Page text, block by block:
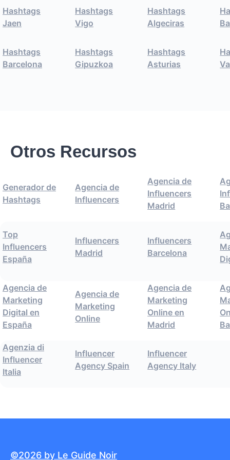
Hashtags
Jaen
Hashtags
Vigo
Hashtags
Algeciras
Hashtags
Barcelona
Hashtags
Gipuzkoa
Hashtags
Asturias
Otros Recursos
Generador de
Hashtags
Agencia de
Influencers
Agencia de
Influencers
Madrid
Top
Influencers
España
Influencers
Madrid
Influencers
Barcelona
Agencia de
Marketing
Digital en
España
Agencia de
Marketing
Online
Agencia de
Marketing
Online en
Madrid
Agenzia di
Influencer
Italia
Influencer
Agency Spain
Influencer
Agency Italy
©2026 by Le Guide Noir